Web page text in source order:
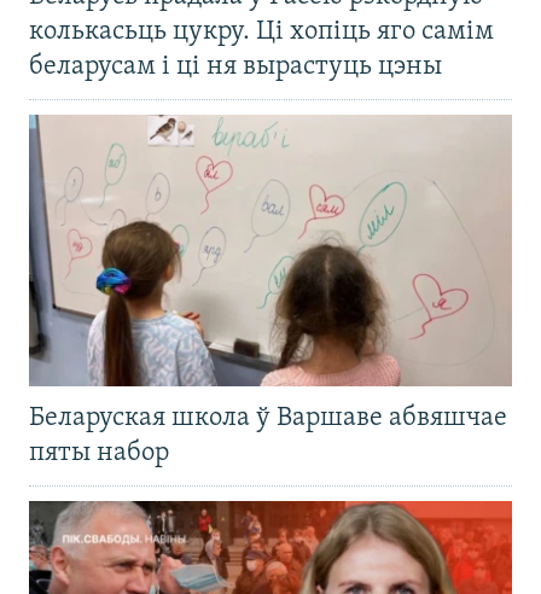
колькасьць цукру. Ці хопіць яго самім
беларусам і ці ня вырастуць цэны
Беларуская школа ў Варшаве абвяшчае
пяты набор